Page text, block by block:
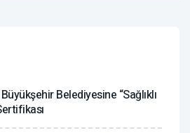
Belediyesine “Sağlıklı